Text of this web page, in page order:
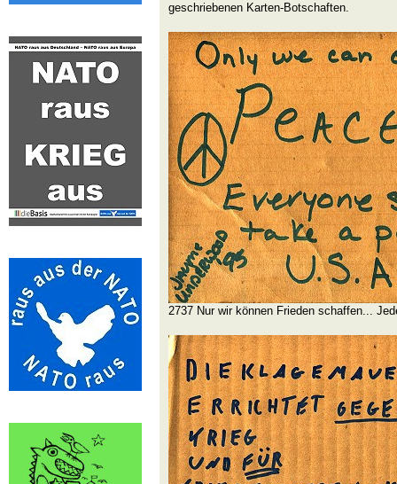
geschriebenen Karten-Botschaften.
2737 Nur wir können Frieden schaffen...